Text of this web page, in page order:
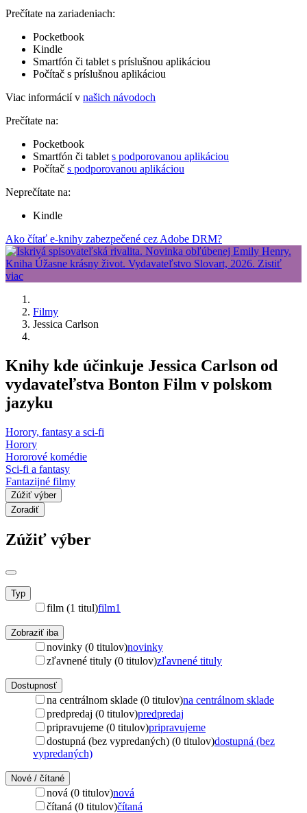
Prečítate na zariadeniach:
Pocketbook
Kindle
Smartfón či tablet s príslušnou aplikáciou
Počítač s príslušnou aplikáciou
Viac informácií v našich návodoch
Prečítate na:
Pocketbook
Smartfón či tablet s podporovanou aplikáciou
Počítač s podporovanou aplikáciou
Neprečítate na:
Kindle
Ako čítať e-knihy zabezpečené cez Adobe DRM?
Filmy
Jessica Carlson
Knihy kde účinkuje Jessica Carlson od
vydavateľstva Bonton Film v polskom
jazyku
Horory, fantasy a sci-fi
Horory
Hororové komédie
Sci-fi a fantasy
Fantazijné filmy
Zúžiť výber
Zoradiť
Zúžiť výber
Typ
film (1 titul)film1
Zobraziť iba
novinky (0 titulov)novinky
zľavnené tituly (0 titulov)zľavnené tituly
Dostupnosť
na centrálnom sklade (0 titulov)na centrálnom sklade
predpredaj (0 titulov)predpredaj
pripravujeme (0 titulov)pripravujeme
dostupná (bez vypredaných) (0 titulov)dostupná (bez
vypredaných)
Nové / čítané
nová (0 titulov)nová
čítaná (0 titulov)čítaná